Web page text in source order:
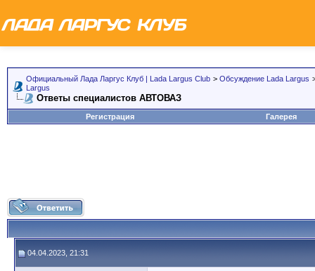
Официальный Лада Ларгус Клуб | Lada Largus Club > Обсуждение Lada Largus
Largus
Ответы специалистов АВТОВАЗ
Регистрация Галерея
04.04.2023, 21:31